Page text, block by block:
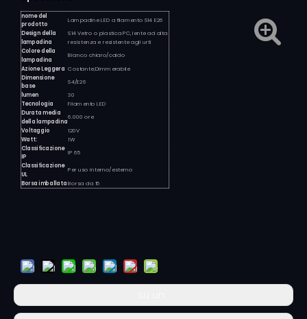
nome del
prodotto
Lampadine LED a filamento S14 E26
Design della
lampadina
S14 Vetro o plastica PC, lente ad alta
resistenza e resistente agli urti
Colore della
lampadina
Bianco chiaro/caldo
Azione Leggera Costante;Dimmerabile
Dimensione
base
S4/E26
lumen
30
Tecnologia
Filamento LED
Durata media
della lampadina
6.000 ore
Voltaggio
120V
Watt: 1W
Classificazione
IP
IP 65
Classificazione
UL
Per uso interno/esterno
Borsa imballata Borsa da 15